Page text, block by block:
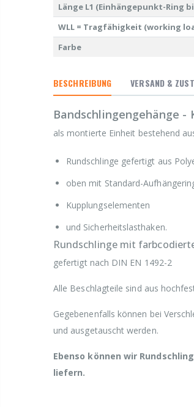
Länge L1 (Einhängepunkt-Ring
WLL = Tragfähigkeit (working
Farbe
BESCHREIBUNG VERSAND &
Bandschlingengehänge -
als montierte Einheit bestehend
Rundschlinge gefertigt aus
oben mit Standard-
Kupplungselementen
und Sicherheitslasthaken.
Rundschlinge mit
gefertigt nach DIN EN 1492-2
Alle Beschlagteile sind aus
Gegebenenfalls können bei
und ausgetauscht werden.
Ebenso können wir
liefern.